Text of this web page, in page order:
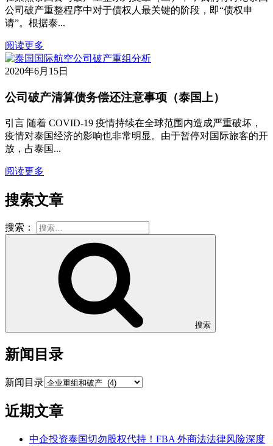
公司破产重整程序中对于债权人最关键的阶段，即“债权申
请”。根据泰...
阅读更多
2020年6月15日
公司破产清算债务偿还注意事项（泰国上）
引言 随着 COVID-19 疫情持续在全球范围内造成严重破坏，
疫情对泰国经济的影响也非常明显。由于暂停对国际旅客的开
放，占泰国...
阅读更多
搜索文章
搜索：
搜索
新闻目录
新闻目录
近期文章
中企投资泰国切勿股权代持！FBA 外商法法律风险深度